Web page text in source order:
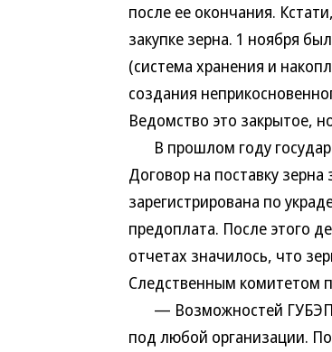
после ее окончания.
закупке зерна. 1 ноября
(система хранения и
создания
Ведомство это закрытое,
В прошлом году
Договор на поставку
зарегистрирована по
предоплата. После этого
отчетах значилось, что
Следственным комитетом
— Возможностей ГУБЭПа
под любой организации.